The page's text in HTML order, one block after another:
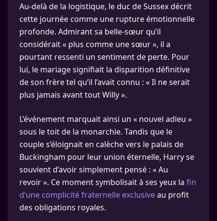
Au-delà de la logistique, le duc de Sussex décrit
cette journée comme une rupture émotionnelle
profonde. Admirant sa belle-sœur qu’il
considérait « plus comme une sœur », il a
pourtant ressenti un sentiment de perte. Pour
lui, le mariage signifiait la disparition définitive
de son frère tel qu’il l’avait connu : « Il ne serait
plus jamais avant tout Willy ».
L’événement marquait ainsi un « nouvel adieu »
sous le toit de la monarchie. Tandis que le
couple s’éloignait en calèche vers le palais de
Buckingham pour leur union éternelle, Harry se
souvient d’avoir simplement pensé : « Au
revoir ». Ce moment symbolisait à ses yeux la fin
d’une complicité fraternelle exclusiveau profit
des obligations royales.